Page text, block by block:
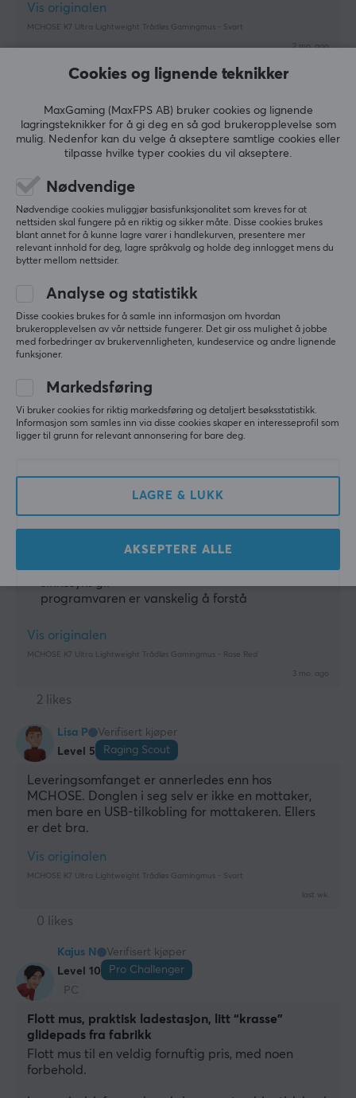
FORBINDELSE
GARANTI
Produsentens garanti
Vis originalen
MCHOSE K7 Ultra Lightweight Trådløs Gamingmus - Svart
2 mo. ago
2 likes
Anton H
Verifisert kjøper
Level 7
Bossy Guardian
PC
bedre.
Vis originalen
MCHOSE K7 Ultra Lightweight Trådløs Gamingmus - Svart
4 likes
Level 7
T-posing Guardian
PC
Fantastisk klone av gpro superstrike og enda
Fantastisk gpro superstrike-klone og bedre farger,
og når den pares med skates og et glassmusmatte,
kommer med en ladestasjon
programvaren er vanskelig å forstå
Vis originalen
MCHOSE K7 Ultra Lightweight Trådløs Gamingmus - Rose Red
3 mo. ago
2 likes
Lisa P
Verifisert kjøper
Level 5
Raging Scout
Leveringsomfanget er annerledes enn hos
MCHOSE. Donglen i seg selv er ikke en mottaker,
men bare en USB-tilkobling for mottakeren. Ellers
er det bra.
Vis originalen
MCHOSE K7 Ultra Lightweight Trådløs Gamingmus - Svart
last wk.
0 likes
Kajus N
Verifisert kjøper
Level 10
Pro Challenger
PC
Flott mus, praktisk ladestasjon, litt “krasse”
glidepads fra fabrikk
Flott mus til en veldig fornuftig pris, med noen
forbehold.
Cookies og lignende teknikker
MaxGaming (MaxFPS AB) bruker cookies og lignende
lagringsteknikker for å gi deg en så god brukeropplevelse som
mulig. Nedenfor kan du velge å akseptere samtlige cookies eller
tilpasse hvilke typer cookies du vil akseptere.
Nødvendige
Nødvendige cookies muliggjør basisfunksjonalitet som kreves for at
nettsiden skal fungere på en riktig og sikker måte. Disse cookies brukes
blant annet for å kunne lagre varer i handlekurven, presentere mer
relevant innhold for deg, lagre språkvalg og holde deg innlogget mens du
bytter mellom nettsider.
Analyse og statistikk
Disse cookies brukes for å samle inn informasjon om hvordan
brukeropplevelsen av vår nettside fungerer. Det gir oss mulighet å jobbe
med forbedringer av brukervennligheten, kundeservice og andre lignende
funksjoner.
Markedsføring
Vi bruker cookies for riktig markedsføring og detaljert besøksstatistikk.
Informasjon som samles inn via disse cookies skaper en interesseprofil som
ligger til grunn for relevant annonsering for bare deg.
LAGRE & LUKK
AKSEPTERE ALLE